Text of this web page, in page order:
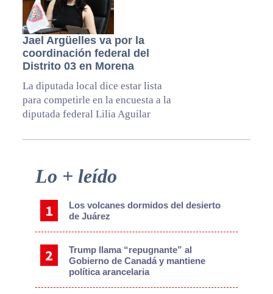
Jael Argüelles va por la
coordinación federal del
Distrito 03 en Morena
La diputada local dice estar lista
para competirle en la encuesta a la
diputada federal Lilia Aguilar
Primary
Sidebar
Lo + leído
Los volcanes dormidos del desierto
de Juárez
Trump llama “repugnante” al
Gobierno de Canadá y mantiene
política arancelaria